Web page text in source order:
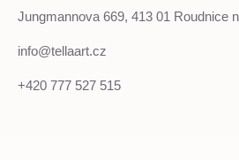
Jungmannova 669, 413 01 Roudnice
info@tellaart.cz
+420 777 527 515